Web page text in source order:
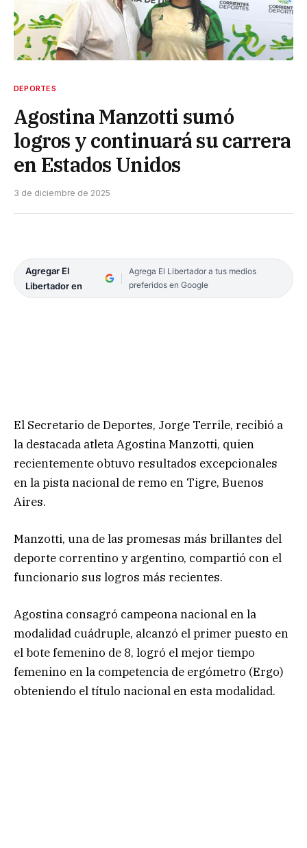
DEPORTES
Agostina Manzotti sumó
logros y continuará su carrera
en Estados Unidos
3 de diciembre de 2025
Agregar El
Libertador en
Agrega El Libertador a tus medios
preferidos en Google
El Secretario de Deportes, Jorge Terrile, recibió a
la destacada atleta Agostina Manzotti, quien
recientemente obtuvo resultados excepcionales
en la pista nacional de remo en Tigre, Buenos
Aires.
Manzotti, una de las promesas más brillantes del
deporte correntino y argentino, compartió con el
funcionario sus logros más recientes.
Agostina consagró campeona nacional en la
modalidad cuádruple, alcanzó el primer puesto en
el bote femenino de 8, logró el mejor tiempo
femenino en la competencia de ergómetro (Ergo)
obteniendo el título nacional en esta modalidad.